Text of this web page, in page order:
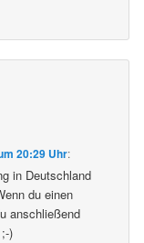
20:29 Uhr:
in Deutschland
du einen
anschließend
)